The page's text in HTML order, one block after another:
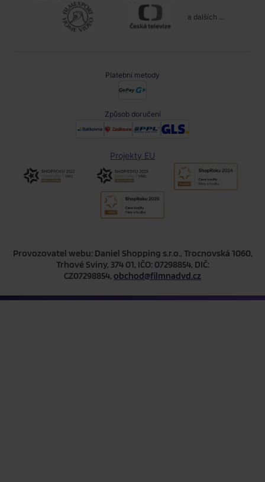
a dalších ...
Platební metody
Způsob doručení
Projekty EU
Provozovatel webu: Daniel Shopping s.r.o., Trocnovská 1060,
Trhové Sviny, 374 01, IČO: 07298854, DIČ:
CZ07298854, obchod@filmnadvd.cz